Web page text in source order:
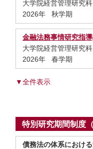
大学院経営管理研究科
2026年 秋学期
金融法務事情研究指
大学院経営管理研究科
2026年 春学期
▼全件表示
特別研究期間制度
債務法の体系におけ